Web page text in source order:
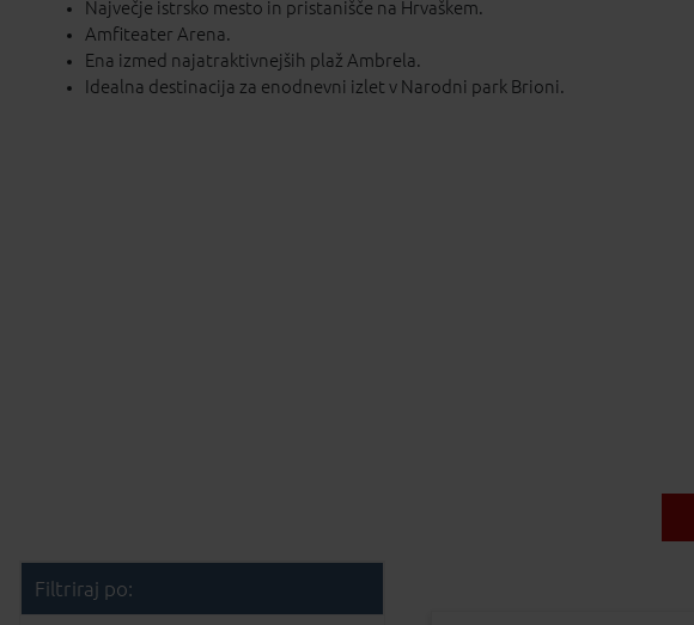
Največje istrsko mesto in pristanišče na Hrvaškem.
Amfiteater Arena.
Ena izmed najatraktivnejših plaž Ambrela.
Idealna destinacija za enodnevni izlet v Narodni park Brioni.
Filtriraj po: